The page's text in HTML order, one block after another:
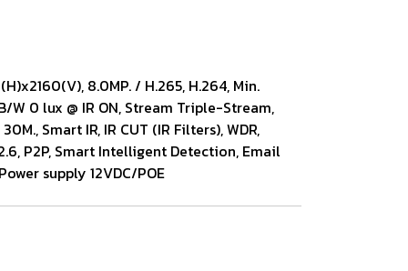
8.0MP. / H.265, H.264, Min.
W 0 lux @ IR ON, Stream Triple-Stream,
Smart IR, IR CUT (IR Filters), WDR,
P2P, Smart Intelligent Detection, Email
supply 12VDC/POE